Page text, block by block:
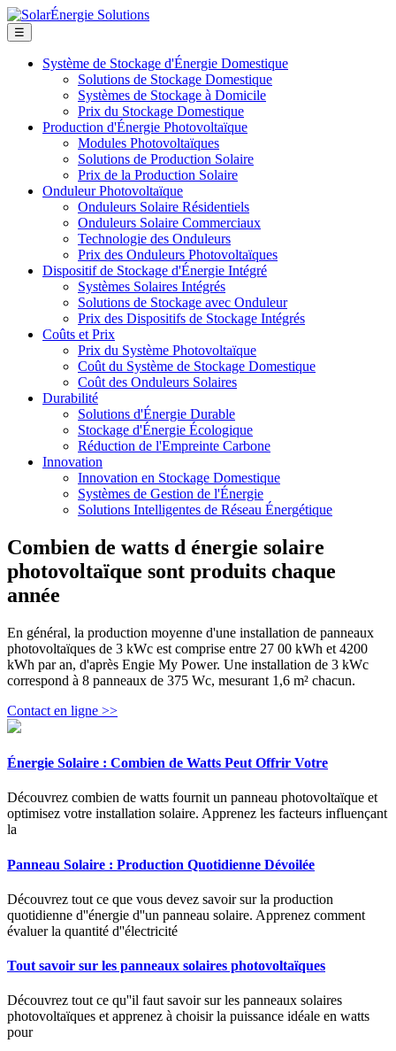
☰
Système de Stockage d'Énergie Domestique
Solutions de Stockage Domestique
Systèmes de Stockage à Domicile
Prix du Stockage Domestique
Production d'Énergie Photovoltaïque
Modules Photovoltaïques
Solutions de Production Solaire
Prix de la Production Solaire
Onduleur Photovoltaïque
Onduleurs Solaire Résidentiels
Onduleurs Solaire Commerciaux
Technologie des Onduleurs
Prix des Onduleurs Photovoltaïques
Dispositif de Stockage d'Énergie Intégré
Systèmes Solaires Intégrés
Solutions de Stockage avec Onduleur
Prix des Dispositifs de Stockage Intégrés
Coûts et Prix
Prix du Système Photovoltaïque
Coût du Système de Stockage Domestique
Coût des Onduleurs Solaires
Durabilité
Solutions d'Énergie Durable
Stockage d'Énergie Écologique
Réduction de l'Empreinte Carbone
Innovation
Innovation en Stockage Domestique
Systèmes de Gestion de l'Énergie
Solutions Intelligentes de Réseau Énergétique
Combien de watts d énergie solaire
photovoltaïque sont produits chaque
année
En général, la production moyenne d'une installation de panneaux
photovoltaïques de 3 kWc est comprise entre 27 00 kWh et 4200
kWh par an, d'après Engie My Power. Une installation de 3 kWc
correspond à 8 panneaux de 375 Wc, mesurant 1,6 m² chacun.
Contact en ligne >>
Énergie Solaire : Combien de Watts Peut Offrir Votre
Découvrez combien de watts fournit un panneau photovoltaïque et
optimisez votre installation solaire. Apprenez les facteurs influençant
la
Panneau Solaire : Production Quotidienne Dévoilée
Découvrez tout ce que vous devez savoir sur la production
quotidienne d''énergie d''un panneau solaire. Apprenez comment
évaluer la quantité d''électricité
Tout savoir sur les panneaux solaires photovoltaïques
Découvrez tout ce qu''il faut savoir sur les panneaux solaires
photovoltaïques et apprenez à choisir la puissance idéale en watts
pour